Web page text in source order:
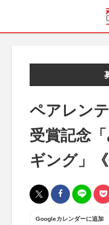
ペアレン
受賞記念
ギング」
Googleカレンダーに追加